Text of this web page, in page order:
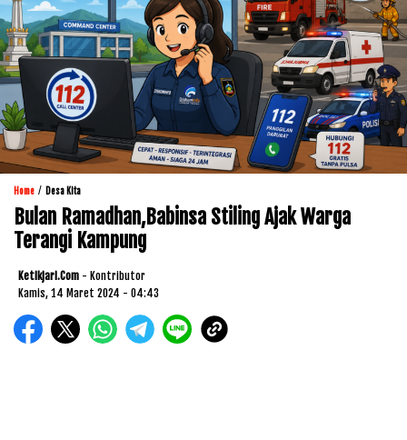
Home / Desa Kita
Bulan Ramadhan,Babinsa Stiling Ajak Warga
Terangi Kampung
Ketikjari.com - Kontributor
Kamis, 14 Maret 2024 - 04:43